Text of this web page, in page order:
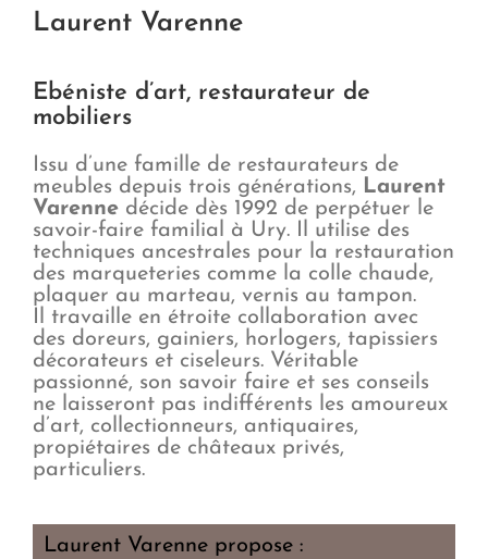
Laurent Varenne
Ebéniste d’art, restaurateur de
mobiliers
Issu d’une famille de restaurateurs de
meubles depuis trois générations, Laurent
Varenne décide dès 1992 de perpétuer le
savoir-faire familial à Ury. Il utilise des
techniques ancestrales pour la restauration
des marqueteries comme la colle chaude,
plaquer au marteau, vernis au tampon.
Il travaille en étroite collaboration avec
des doreurs, gainiers, horlogers, tapissiers
décorateurs et ciseleurs. Véritable
passionné, son savoir faire et ses conseils
ne laisseront pas indifférents les amoureux
d’art, collectionneurs, antiquaires,
propiétaires de châteaux privés,
particuliers.
Laurent Varenne propose :